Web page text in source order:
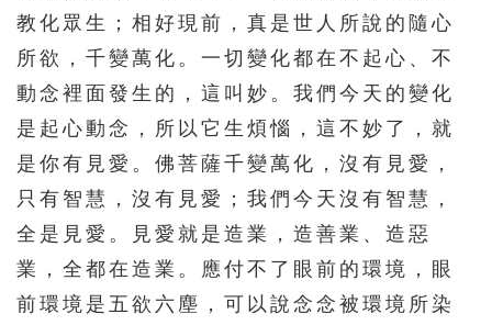
教化眾生；相好現前，真是世人所說的隨心
所欲，千變萬化。一切變化都在不起心、不
動念裡面發生的，這叫妙。我們今天的變化
是起心動念，所以它生煩惱，這不妙了，就
是你有見愛。佛菩薩千變萬化，沒有見愛，
只有智慧，沒有見愛；我們今天沒有智慧，
全是見愛。見愛就是造業，造善業、造惡
業，全都在造業。應付不了眼前的環境，眼
前環境是五欲六塵，可以說念念被環境所染